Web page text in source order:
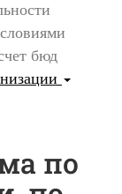
бюд
по